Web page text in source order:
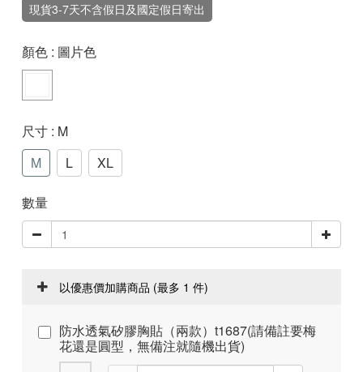
現貨3-7天不含假日及國定假日寄出
顏色 : 圖片色
尺寸 : M
M
L XL
數量
以優惠價加購商品 (最多 1 件)
防水透氣矽膠胸貼（兩款）t1687(請備註要梅
花還是圓型，無備注就隨機出貨)